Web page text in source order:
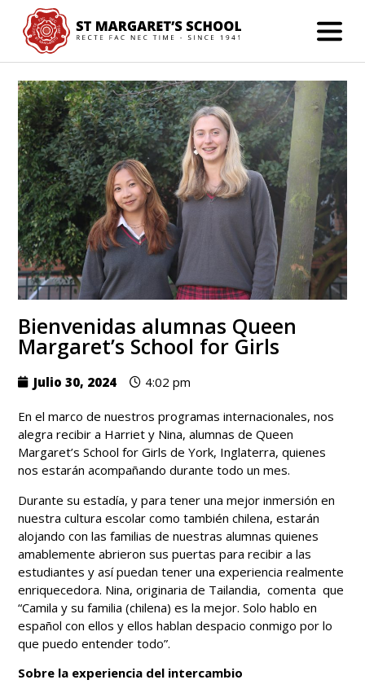
Bienvenidas alumnas Queen
Margaret’s School for Girls
Julio 30, 2024 4:02 pm
En el marco de nuestros programas internacionales, nos
alegra recibir a Harriet y Nina, alumnas de Queen
Margaret’s School for Girls de York, Inglaterra, quienes
nos estarán acompañando durante todo un mes.
Durante su estadía, y para tener una mejor inmersión en
nuestra cultura escolar como también chilena, estarán
alojando con las familias de nuestras alumnas quienes
amablemente abrieron sus puertas para recibir a las
estudiantes y así puedan tener una experiencia realmente
enriquecedora. Nina, originaria de Tailandia, comenta que
“Camila y su familia (chilena) es la mejor. Solo hablo en
español con ellos y ellos hablan despacio conmigo por lo
que puedo entender todo”.
Sobre la experiencia del intercambio